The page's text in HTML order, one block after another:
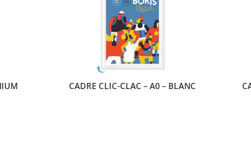
CADRE CLIC-CLAC – A0 – BLANC